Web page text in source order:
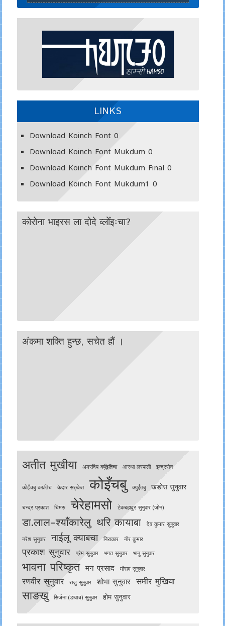
LINKS
Download Koinch Font0
Download Koinch Font Mukdum 0
Download Koinch Font Mukdum Final 0
Download Koinch Font Mukdum1 0
कोरोना भाइरस ला दोदे व्लोँइःचा?
अंकमा शक्ति हुन्छ, सचेत हाैं ।
अतीत मुखीया अमरदिप क्युँइतिचा आस्था लस्पाली इन्द्रसेन
काेइँचबु काःतिच केदार सङ्केत कोइँचबु क्युइँतबु खडोस सुनुवार
चन्द्र प्रकाश चिमरु चेरेहामसो टेकबहादुर सुनुवार (जोन)
डा.लाल–श्याँकारेलु थरि कायाबा देव कुमार सुनुवार
नरेश सुनुवार नाईलू क्याबचा निराकार नीर कुमार
प्रकाश सुनुवार प्रेम सुनुवार भगत सुनुवार भानु सुनुवार
भावना परिष्कृत मन प्रसाद मौसम सुनुवार
रणवीर सुनुवार राजु सुनुवार शोभा सुनुवार समीर मुखिया
साङखु सिर्जना (ङावाच) सुनुवार होम सुनुवार